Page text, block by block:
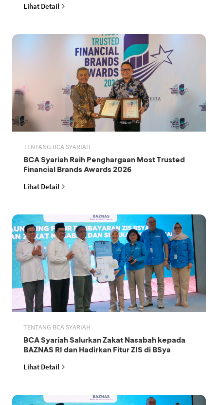
Lihat Detail
TENTANG BCA SYARIAH
BCA Syariah Raih Penghargaan Most Trusted
Financial Brands Awards 2026
Lihat Detail
TENTANG BCA SYARIAH
BCA Syariah Salurkan Zakat Nasabah kepada
BAZNAS RI dan Hadirkan Fitur ZIS di BSya
Lihat Detail